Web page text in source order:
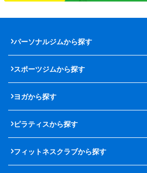
パーソナルジムから探す
スポーツジムから探す
ヨガから探す
ピラティスから探す
フィットネスクラブから探す